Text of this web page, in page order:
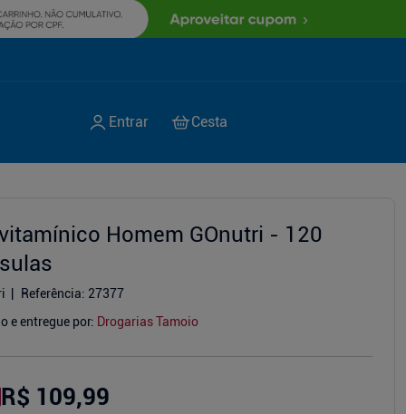
Homem GOnutri - 120
Referência: 27377
e entregue por: Drogarias Tamoio
R$ 109,99